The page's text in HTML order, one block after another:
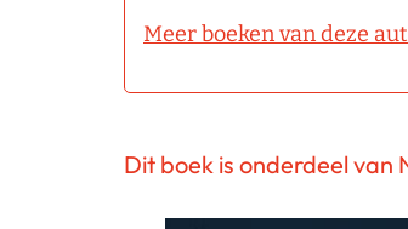
Meer boeken van deze
Dit boek is onderdeel van